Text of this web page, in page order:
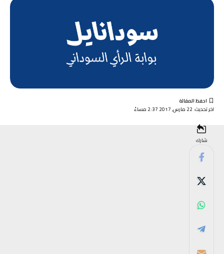
اخر تحديث: 22 مارس, 2017 2:37 مساءً
شارك